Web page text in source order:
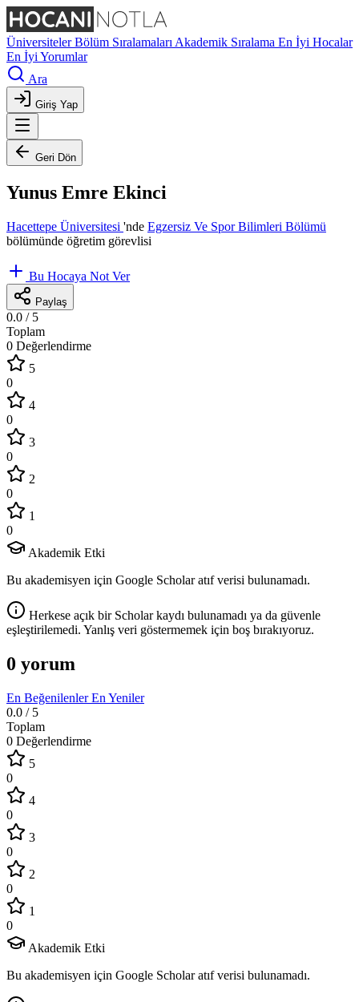
ÜniversitelerBölüm Sıralamaları Akademik Sıralama En İyi Hocalar
En İyi Yorumlar
Ara
Giriş Yap
Geri Dön
Yunus Emre Ekinci
Hacettepe Üniversitesi 'nde Egzersiz Ve Spor Bilimleri Bölümü
bölümünde öğretim görevlisi
Bu Hocaya Not Ver
Paylaş
0.0 / 5
Toplam
0 Değerlendirme
5
0
4
0
3
0
2
0
1
0
Akademik Etki
Bu akademisyen için Google Scholar atıf verisi bulunamadı.
Herkese açık bir Scholar kaydı bulunamadı ya da güvenle
eşleştirilemedi. Yanlış veri göstermemek için boş bırakıyoruz.
0 yorum
En BeğenilenlerEn Yeniler
0.0 / 5
Toplam
0 Değerlendirme
5
0
4
0
3
0
2
0
1
0
Akademik Etki
Bu akademisyen için Google Scholar atıf verisi bulunamadı.